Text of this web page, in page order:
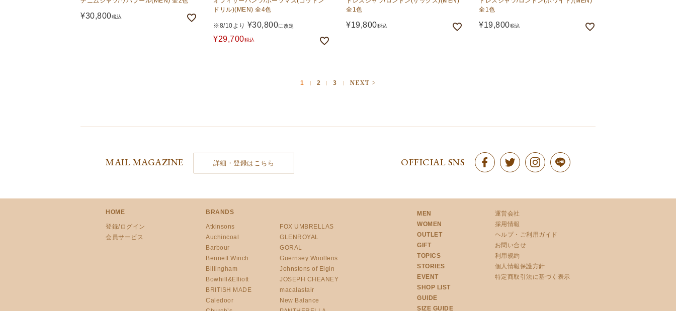
¥30,800税込
ドリル)(MEN) 全4色
※8/10より ¥30,800に改定
¥29,700税込
全1色
¥19,800税込
全1色
¥19,800税込
1 2 3
MAIL MAGAZINE 詳細・登録はこちら OFFICIAL SNS
HOME
登録/ログイン
会員サービス
BRANDS
Atkinsons
Auchincoal
Barbour
Bennett Winch
Billingham
Bowhill&Elliott
BRITISH MADE
Caledoor
FOX UMBRELLAS
GLENROYAL
GORAL
Guernsey Woollens
Johnstons of Elgin
JOSEPH CHEANEY
macalastair
New Balance
MEN
WOMEN
OUTLET
GIFT
TOPICS
STORIES
EVENT
SHOP LIST
GUIDE
SIZE GUIDE
運営会社
採用情報
ヘルプ・ご利用ガイド
お問い合せ
利用規約
個人情報保護方針
特定商取引法に基づく表示